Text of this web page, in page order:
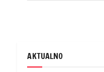
AKTUALNO